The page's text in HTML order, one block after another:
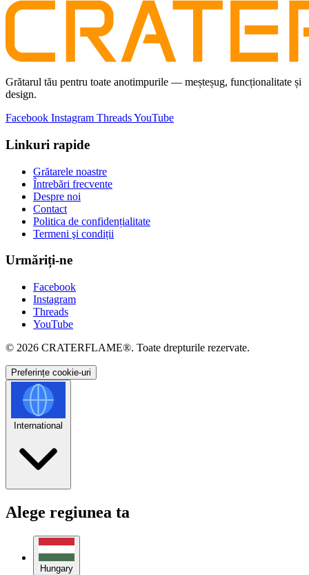
Grătarul tău pentru toate anotimpurile — meșteșug, funcționalitate și
design.
Facebook Instagram ThreadsYouTube
Linkuri rapide
Grătarele noastre
Întrebări frecvente
Despre noi
Contact
Politica de confidențialitate
Termeni şi condiții
Urmăriți-ne
Facebook
Instagram
Threads
YouTube
© 2026 CRATERFLAME®. Toate drepturile rezervate.
Preferințe cookie-uri
International
Alege regiunea ta
Hungary